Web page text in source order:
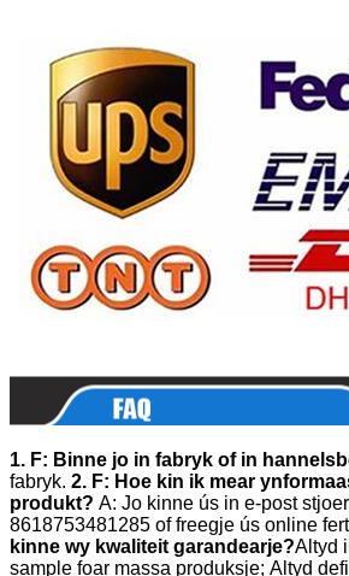
1. F: Binne jo in fabryk of in
fabryk. 2. F: Hoe kin ik mear
produkt? A: Jo kinne ús in e-post
8618753481285 of freegje ús online
kinne wy ​​kwaliteit garandearje?Altyd
sample foar massa produksje; Altyd